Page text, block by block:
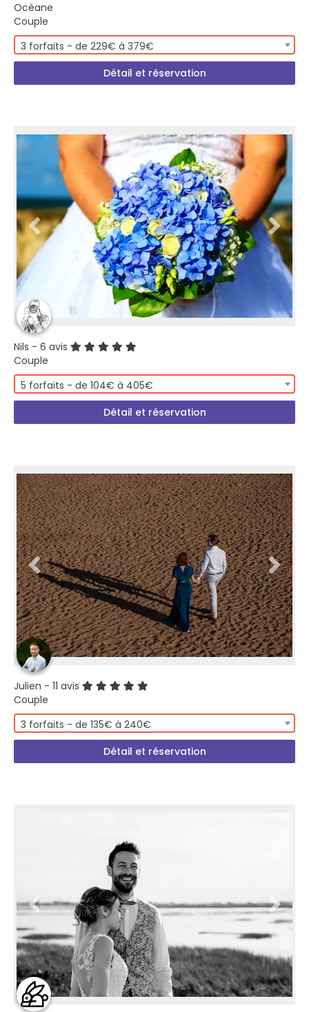
Océane
Couple
3 forfaits - de 229€ à 379€
Détail et réservation
Nils - 6 avis
Couple
5 forfaits - de 104€ à 405€
Détail et réservation
Julien - 11 avis
Couple
3 forfaits - de 135€ à 240€
Détail et réservation